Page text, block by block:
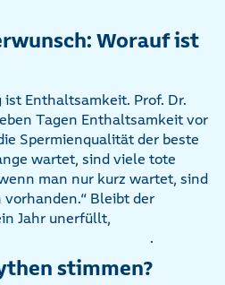
Worauf ist
Enthaltsamkeit. Prof. Dr.
Tagen Enthaltsamkeit vor
Spermienqualität der beste
wartet, sind viele tote
man nur kurz wartet, sind
Bleibt der
Jahr unerfüllt,
.
stimmen?